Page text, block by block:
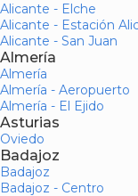
Alicante - Elche
Alicante - Estación
Alicante - San Juan
Almería
Almería
Almería - Aeropuerto
Almería - El Ejido
Asturias
Oviedo
Badajoz
Badajoz
Badajoz - Centro